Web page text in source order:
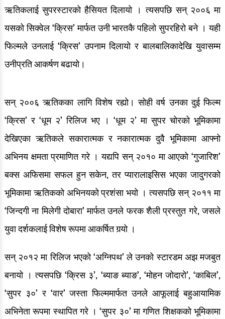
ऋतिकलाई सुपरस्टारको हैसियत दिलायो । त्यसपछि सन् २००६ मा
यसको सिक्वेल ‘क्रिस’ मार्फत उनी भारतकै पहिलो सुपरहिरो बने । यही
फिल्मले उनलाई ‘क्रिस’ उपनाम दिलायो र बालबालिकादेखि युवासम्म
उनीप्रति आकर्षण बढायो।
सन् २००६ ऋतिकका लागि विशेष रह्यो। सोही वर्ष उनका दुई फिल्म
‘क्रिस’ र ‘धूम २’ रिलिज भए । ‘धूम २’ मा सुपर चोरको भूमिकामा
देखिएका ऋतिकले सकारात्मक र नकारात्मक दुवै भूमिकामा आफ्नो
अभिनय क्षमता प्रमाणित गरे । यद्यपि सन् २०१० मा आएको ‘गुजारिश’
बक्स अफिसमा सफल हुन सकेन, तर प्यारालाइसिस भएका जादुगरको
भूमिकामा ऋतिकको अभिनयको प्रशंसा भयो । त्यसपछि सन् २०११ मा
‘जिन्दगी ना मिलेगी दोबारा’ मार्फत उनले फरक शैली प्रस्तुत गरे, जसले
युवा दर्शकलाई विशेष रूपमा आकर्षित गर्‍यो ।
सन् २०१२ मा रिलिज भएको ‘अग्निपथ’ ले उनको स्टारडम अझ मजबुत
बनायो । त्यसपछि ‘क्रिस ३’, ‘ब्याङ ब्याङ’, ‘मोहन जोदारो’, ‘काबिल’,
‘सुपर ३०’ र ‘वार’ जस्ता फिल्ममार्फत उनले आफूलाई बहुआयामिक
अभिनेता रूपमा स्थापित गरे । ‘सुपर ३०’ मा गणित शिक्षकको भूमिकामा